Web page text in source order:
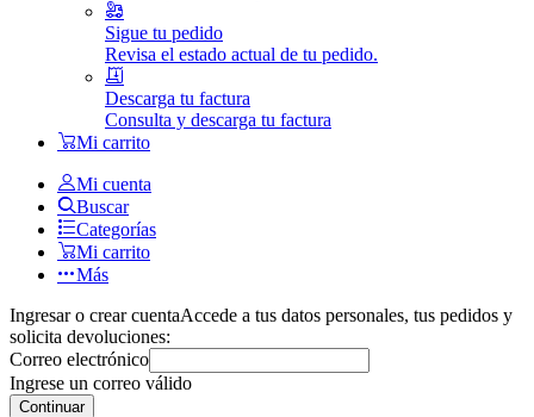
Sigue tu pedido
Revisa el estado actual de tu pedido.
Descarga tu factura
Consulta y descarga tu factura
Mi carrito
Mi cuenta
Buscar
Categorías
Mi carrito
Más
Ingresar o crear cuentaAccede a tus datos personales, tus pedidos y
solicita devoluciones:
Correo electrónico
Ingrese un correo válido
Continuar